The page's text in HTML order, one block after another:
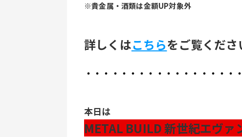
※貴金属・酒類は金額UP対象外
詳しくはこちらをご覧くださ
・・・・・・・・・・・・・・・・・
本日は
METAL BUILD 新世紀エヴァ